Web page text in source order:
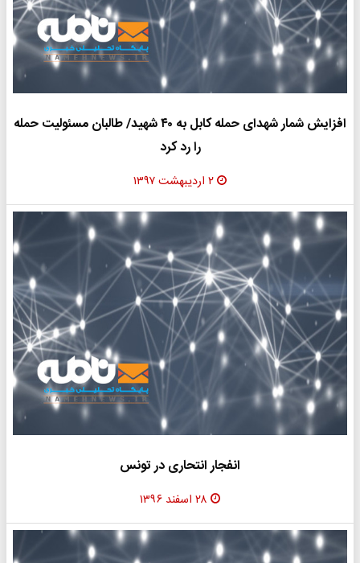
افزایش شمار شهدای حمله کابل به ۴۰ شهید/ طالبان مسئولیت حمله
را رد کرد
۲ اردیبهشت ۱۳۹۷
انفجار انتحاری در تونس
۲۸ اسفند ۱۳۹۶